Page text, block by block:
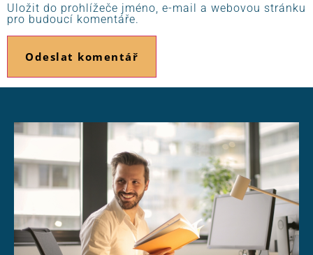
Uložit do prohlížeče jméno, e-mail a webovou stránku
pro budoucí komentáře.